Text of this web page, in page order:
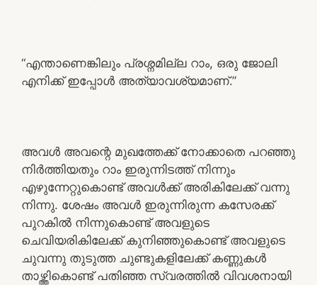
“എന്താണെങ്കിലും പ്രശ്നമില്ല റാം, ഒരു ജോലി
എനിക്ക് ഇപ്പോൾ അത്യാവശ്യമാണ്.”
അവൾ അവന്റെ മുഖത്തേക്ക് നോക്കാതെ പറഞ്ഞു
നിർത്തിയതും റാം ഇരുന്നിടത്ത് നിന്നും
എഴുന്നേറ്റുകൊണ്ട് അവൾക്ക് അരികിലേക്ക് വന്നു
നിന്നു. ശേഷം അവൾ ഇരുന്നിരുന്ന കസേരക്ക്
പുറകിൽ നിന്നുകൊണ്ട് അവളുടെ
ചെവിയരികിലേക്ക് കുനിഞ്ഞുകൊണ്ട് അവളുടെ
ചുവന്നു തുടുത്ത ചുണ്ടുകളിലേക്ക് കണ്ണുകൾ
താഴ്ത്തികൊണ്ട് പതിഞ്ഞ സ്വരത്തിൽ വിവശനായി